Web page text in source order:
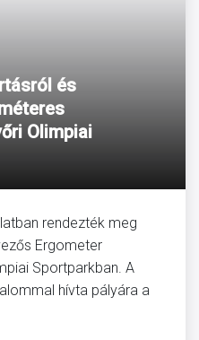
és
Olimpiai
rendezték meg
Ergometer
Sportparkban. A
hívta pályára a